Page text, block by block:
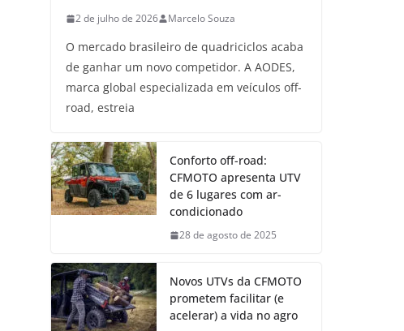
2 de julho de 2026 Marcelo Souza
O mercado brasileiro de quadriciclos acaba
de ganhar um novo competidor. A AODES,
marca global especializada em veículos off-
road, estreia
Conforto off-road:
CFMOTO apresenta UTV
de 6 lugares com ar-
condicionado
28 de agosto de 2025
Novos UTVs da CFMOTO
prometem facilitar (e
acelerar) a vida no agro